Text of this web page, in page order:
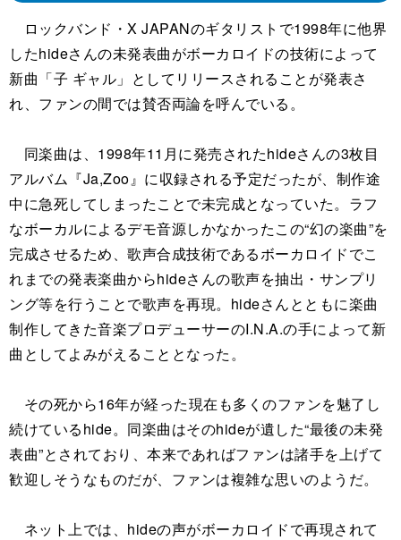
ロックバンド・X JAPANのギタリストで1998年に他界
したhideさんの未発表曲がボーカロイドの技術によって
新曲「子 ギャル」としてリリースされることが発表さ
れ、ファンの間では賛否両論を呼んでいる。
同楽曲は、1998年11月に発売されたhideさんの3枚目
アルバム『Ja,Zoo』に収録される予定だったが、制作途
中に急死してしまったことで未完成となっていた。ラフ
なボーカルによるデモ音源しかなかったこの“幻の楽曲”を
完成させるため、歌声合成技術であるボーカロイドでこ
れまでの発表楽曲からhideさんの歌声を抽出・サンプリ
ング等を行うことで歌声を再現。hideさんとともに楽曲
制作してきた音楽プロデューサーのI.N.A.の手によって新
曲としてよみがえることとなった。
その死から16年が経った現在も多くのファンを魅了し
続けているhide。同楽曲はそのhideが遺した“最後の未発
表曲”とされており、本来であればファンは諸手を上げて
歓迎しそうなものだが、ファンは複雑な思いのようだ。
ネット上では、hideの声がボーカロイドで再現されて